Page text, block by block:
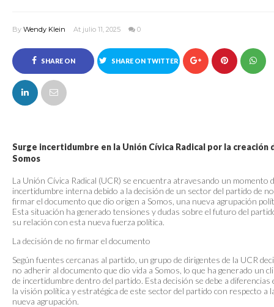
By Wendy Klein At julio 11, 2025 0
SHARE ON
FACEBOOK
SHARE ON TWITTER
Surge incertidumbre en la Unión Cívica Radical por la creación
Somos
La Unión Cívica Radical (UCR) se encuentra atravesando un momento
incertidumbre interna debido a la decisión de un sector del partido de no
firmar el documento que dio origen a Somos, una nueva agrupación
Esta situación ha generado tensiones y dudas sobre el futuro del
su relación con esta nueva fuerza política.
La decisión de no firmar el documento
Según fuentes cercanas al partido, un grupo de dirigentes de la UCR
no adherir al documento que dio vida a Somos, lo que ha generado un
de incertidumbre dentro del partido. Esta decisión se debe a diferencias
la visión política y estratégica de este sector del partido con respecto a
nueva agrupación.